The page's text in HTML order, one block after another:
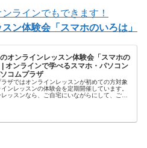
ラインでもできます！
ン体験会「スマホのいろは」
オンラインレッスン体験会「スマホの
| オンラインで学べるスマホ・パソコン
コムプラザ
ラザではオンラインレッスンが初めての方対象
ンレッスンの体験会を定期開催しています。
ッスンなら、ご自宅にいながらにして、ご自